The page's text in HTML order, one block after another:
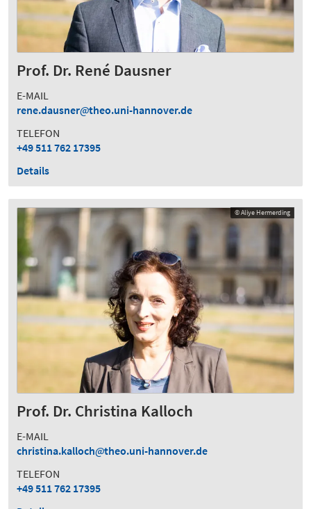
Prof. Dr. René Dausner
E-MAIL
rene.dausner
theo.uni-hannover.de
TELEFON
+49 511 762 17395
Details
Prof. Dr. Christina Kalloch
E-MAIL
christina.kalloch
theo.uni-hannover.de
TELEFON
+49 511 762 17395
© Aliye Hermerding